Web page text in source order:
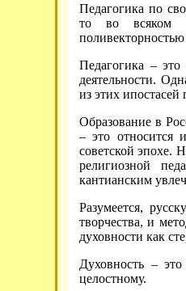
Педагогика по
то во всяком
Педагогика –
деятельности.
из этих ипостасей
Образование в
– это относится
советской эпохе.
религиозной
кантианским
Разумеется,
творчества, и
духовности как
Духовность –
целостному.